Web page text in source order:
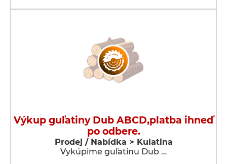
Výkup guľatiny Dub ABCD,platba ihneď
po odbere.
Prodej / Nabídka > Kulatina
Vykúpime guľatinu Dub …